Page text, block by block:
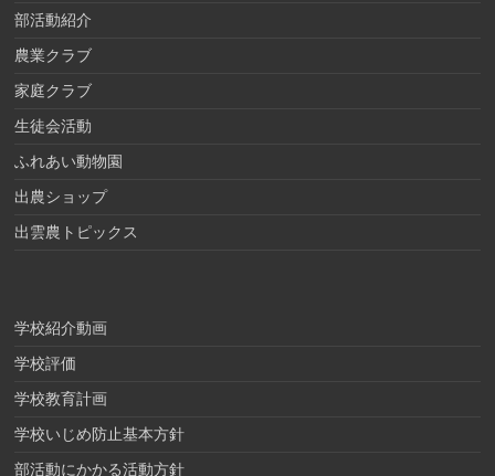
部活動紹介
農業クラブ
家庭クラブ
生徒会活動
ふれあい動物園
出農ショップ
出雲農トピックス
学校紹介動画
学校評価
学校教育計画
学校いじめ防止基本方針
部活動にかかる活動方針